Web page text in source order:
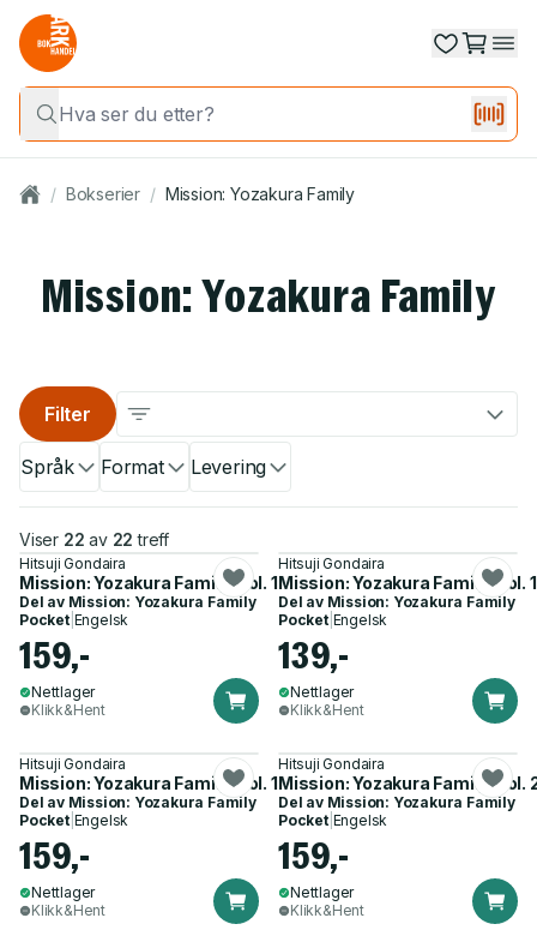
/ Bokserier / Mission: Yozakura Family
Mission: Yozakura Family
Språk Format Levering
Filter
Viser 22 av 22 treff
Hitsuji Gondaira
Mission: Yozakura Family, Vol. 15
Del av Mission: Yozakura Family
Pocket| Engelsk
159,-
Nettlager
Klikk&Hent
Hitsuji Gondaira
Mission: Yozakura Family, Vol. 1
Del av Mission: Yozakura Family
Pocket| Engelsk
139,-
Nettlager
Klikk&Hent
Hitsuji Gondaira
Mission: Yozakura Family, Vol. 17
Del av Mission: Yozakura Family
Pocket| Engelsk
159,-
Nettlager
Klikk&Hent
Hitsuji Gondaira
Mission: Yozakura Family, Vol.
Del av Mission: Yozakura Family
Pocket| Engelsk
159,-
Nettlager
Klikk&Hent